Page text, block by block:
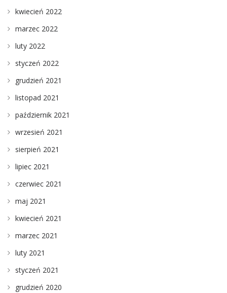
kwiecień 2022
marzec 2022
luty 2022
styczeń 2022
grudzień 2021
listopad 2021
październik 2021
wrzesień 2021
sierpień 2021
lipiec 2021
czerwiec 2021
maj 2021
kwiecień 2021
marzec 2021
luty 2021
styczeń 2021
grudzień 2020